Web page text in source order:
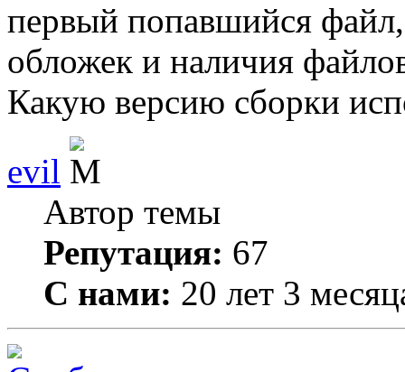
первый попавшийся
обложек и наличия
Какую версию сборки
evil
Автор темы
Репутация: 67
С нами: 20 лет 3